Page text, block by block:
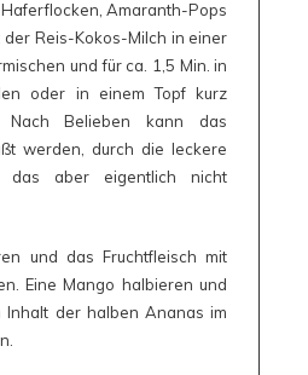
Amaranth-Pops
Reis-Kokos-Milch in einer
und für ca. 1,5 Min. in
oder in einem Topf kurz
Nach Belieben kann das
werden, durch die leckere
das aber eigentlich nicht
und das Fruchtfleisch mit
Eine Mango halbieren und
Inhalt der halben Ananas im